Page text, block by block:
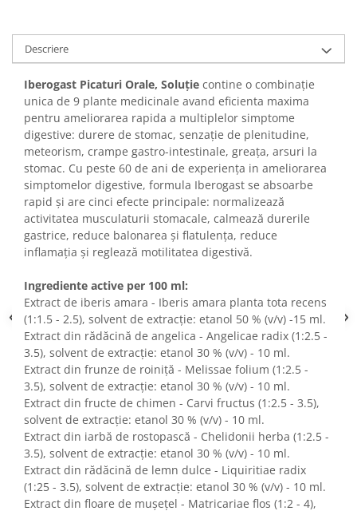
Descriere
Iberogast Picaturi Orale, Soluție contine o combinație
unica de 9 plante medicinale avand eficienta maxima
pentru ameliorarea rapida a multiplelor simptome
digestive: durere de stomac, senzație de plenitudine,
meteorism, crampe gastro-intestinale, greața, arsuri la
stomac. Cu peste 60 de ani de experiența in ameliorarea
simptomelor digestive, formula Iberogast se absoarbe
rapid și are cinci efecte principale: normalizează
activitatea musculaturii stomacale, calmează durerile
gastrice, reduce balonarea și flatulența, reduce
inflamația și reglează motilitatea digestivă.
Ingrediente active per 100 ml:
Extract de iberis amara - Iberis amara planta tota recens
(1:1.5 - 2.5), solvent de extracție: etanol 50 % (v/v) -15 ml.
Extract din rădăcină de angelica - Angelicae radix (1:2.5 -
3.5), solvent de extracție: etanol 30 % (v/v) - 10 ml.
Extract din frunze de roiniță - Melissae folium (1:2.5 -
3.5), solvent de extracție: etanol 30 % (v/v) - 10 ml.
Extract din fructe de chimen - Carvi fructus (1:2.5 - 3.5),
solvent de extracție: etanol 30 % (v/v) - 10 ml.
Extract din iarbă de rostopască - Chelidonii herba (1:2.5 -
3.5), solvent de extracție: etanol 30 % (v/v) - 10 ml.
Extract din rădăcină de lemn dulce - Liquiritiae radix
(1:25 - 3.5), solvent de extracție: etanol 30 % (v/v) - 10 ml.
Extract din floare de mușețel - Matricariae flos (1:2 - 4),